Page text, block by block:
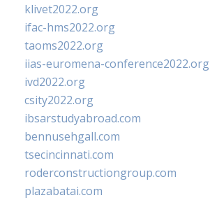
klivet2022.org
ifac-hms2022.org
taoms2022.org
iias-euromena-conference2022.org
ivd2022.org
csity2022.org
ibsarstudyabroad.com
bennusehgall.com
tsecincinnati.com
roderconstructiongroup.com
plazabatai.com